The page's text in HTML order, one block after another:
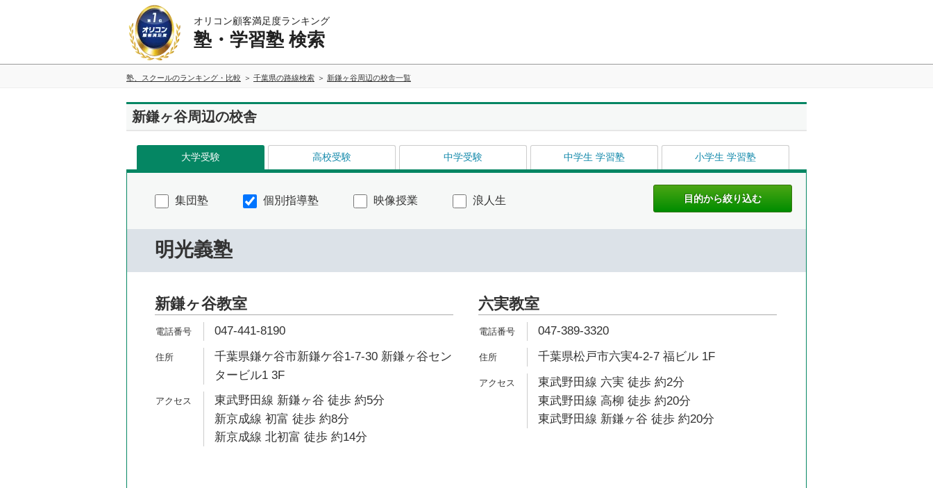
オリコン顧客満足度ランキング
塾・学習塾 検索
塾、スクールのランキング・比較 千葉県の路線検索 新鎌ヶ谷周辺の校舎一覧
新鎌ヶ谷周辺の校舎
大学受験 高校受験 中学受験 中学生 学習塾 小学生 学習塾
集団塾 個別指導塾 映像授業 浪人生
明光義塾
新鎌ヶ谷教室
047-441-8190
千葉県鎌ケ谷市新鎌ケ谷1-7-30 新鎌ヶ谷セン
タービル1 3F
東武野田線 新鎌ヶ谷 徒歩 約5分
新京成線 初富 徒歩 約8分
新京成線 北初富 徒歩 約14分
六実教室
047-389-3320
千葉県松戸市六実4-2-7 福ビル 1F
東武野田線 六実 徒歩 約2分
東武野田線 高柳 徒歩 約20分
東武野田線 新鎌ヶ谷 徒歩 約20分